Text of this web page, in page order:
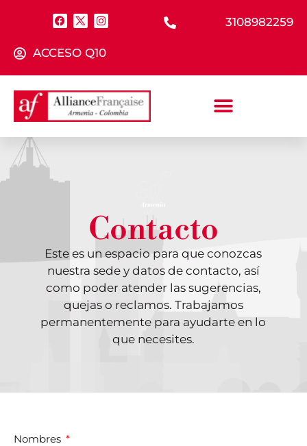
3108982259
ACCESO Q10
Contacto
Este es un espacio para que conozcas
nuestra sede y datos de contacto, así
como poder atender las sugerencias,
quejas o reclamos. Trabajamos
permanentemente para ayudarte en lo
que necesites.
Nombres